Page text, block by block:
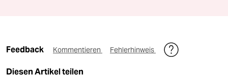
Feedback Kommentieren Fehlerhinweis
Diesen Artikel teilen